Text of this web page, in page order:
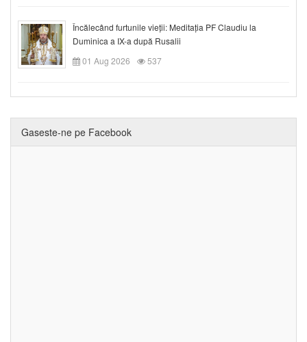
Încălecând furtunile vieții: Meditația PF Claudiu la
Duminica a IX-a după Rusalii
01 Aug 2026
537
Gaseste-ne pe Facebook